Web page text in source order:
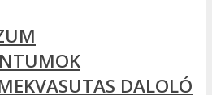
DALOLÓ